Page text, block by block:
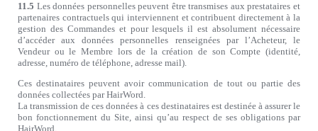
11.5 Les données personnelles peuvent être transmises aux prestataires et
partenaires contractuels qui interviennent et contribuent directement à la
gestion des Commandes et pour lesquels il est absolument nécessaire
d’accéder aux données personnelles renseignées par l’Acheteur, le
Vendeur ou le Membre lors de la création de son Compte (identité,
adresse, numéro de téléphone, adresse mail).
Ces destinataires peuvent avoir communication de tout ou partie des
données collectées par HairWord.
La transmission de ces données à ces destinataires est destinée à assurer le
bon fonctionnement du Site, ainsi qu’au respect de ses obligations par
HairWord.